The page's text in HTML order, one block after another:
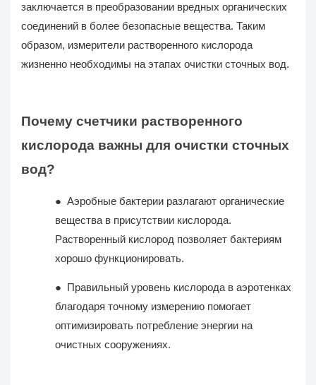
заключается в преобразовании вредных органических
соединений в более безопасные вещества. Таким
образом, измерители растворенного кислорода
жизненно необходимы на этапах очистки сточных вод.
Почему счетчики растворенного
кислорода важны для очистки сточных
вод?
● Аэробные бактерии разлагают органические
вещества в присутствии кислорода.
Растворенный кислород позволяет бактериям
хорошо функционировать.
● Правильный уровень кислорода в аэротенках
благодаря точному измерению помогает
оптимизировать потребление энергии на
очистных сооружениях.